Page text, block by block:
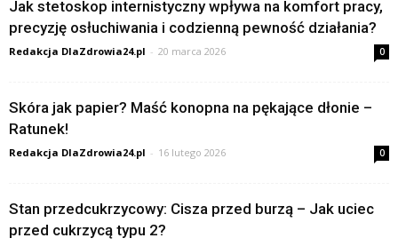
Jak stetoskop internistyczny wpływa na komfort pracy,
precyzję osłuchiwania i codzienną pewność działania?
Redakcja DlaZdrowia24.pl - 20 marca 2026 0
Skóra jak papier? Maść konopna na pękające dłonie –
Ratunek!
Redakcja DlaZdrowia24.pl - 16 lutego 2026 0
Stan przedcukrzycowy: Cisza przed burzą – Jak uciec
przed cukrzycą typu 2?